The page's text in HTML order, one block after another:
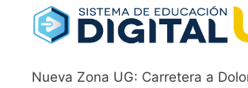
Nueva Zona UG: Carretera a